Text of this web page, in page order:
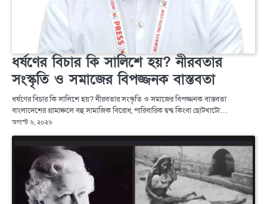
ধর্ষণের বিচার কি সালিশে হয়? নীরবতার
সংস্কৃতি ও সমাজের বিপজ্জনক বাস্তবতা
ধর্ষণের বিচার কি সালিশে হয়? নীরবতার সংস্কৃতি ও সমাজের বিপজ্জনক বাস্তবতা
বাংলাদেশের গ্রামাঞ্চলে বহু সামাজিক বিরোধ, পারিবারিক দ্বন্দ্ব কিংবা ছোটখাটো…
অগাস্ট ৬, ২০২৬